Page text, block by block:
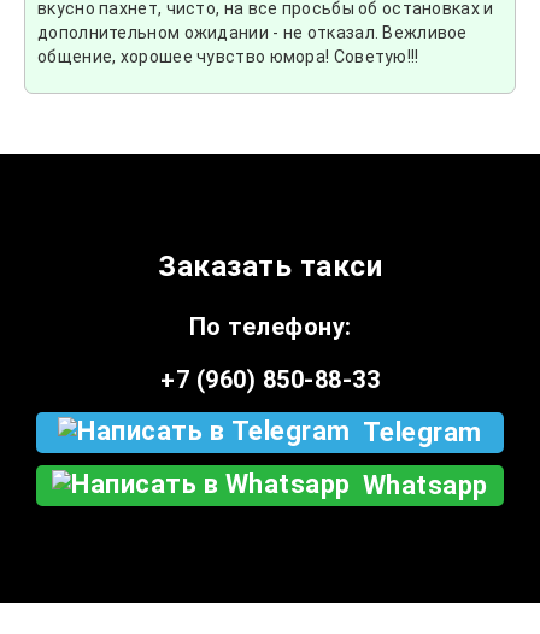
вкусно пахнет, чисто, на все просьбы об остановках и
дополнительном ожидании - не отказал. Вежливое
общение, хорошее чувство юмора! Советую!!!
Заказать такси
По телефону:
+7 (960) 850-88-33
Telegram
Whatsapp